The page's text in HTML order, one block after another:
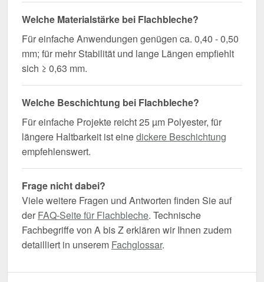
Welche Materialstärke bei Flachbleche?
Für einfache Anwendungen genügen ca. 0,40 - 0,50
mm; für mehr Stabilität und lange Längen empfiehlt
sich ≥ 0,63 mm.
Welche Beschichtung bei Flachbleche?
Für einfache Projekte reicht 25 µm Polyester, für
längere Haltbarkeit ist einedickere Beschichtung
empfehlenswert.
Frage nicht dabei?
Viele weitere Fragen und Antworten finden Sie auf
der FAQ-Seite für Flachbleche. Technische
Fachbegriffe von A bis Z erklären wir Ihnen zudem
detailliert in unserem Fachglossar.